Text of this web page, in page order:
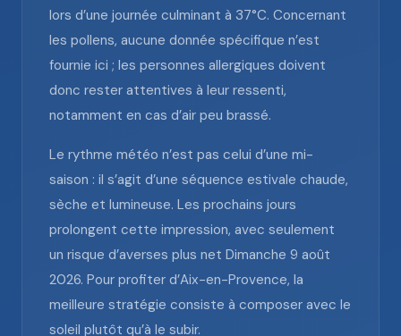
lors d’une journée culminant à 37°C. Concernant
les pollens, aucune donnée spécifique n’est
fournie ici ; les personnes allergiques doivent
donc rester attentives à leur ressenti,
notamment en cas d’air peu brassé.
Le rythme météo n’est pas celui d’une mi-
saison : il s’agit d’une séquence estivale chaude,
sèche et lumineuse. Les prochains jours
prolongent cette impression, avec seulement
un risque d’averses plus net Dimanche 9 août
2026. Pour profiter d’Aix-en-Provence, la
meilleure stratégie consiste à composer avec le
soleil plutôt qu’à le subir.